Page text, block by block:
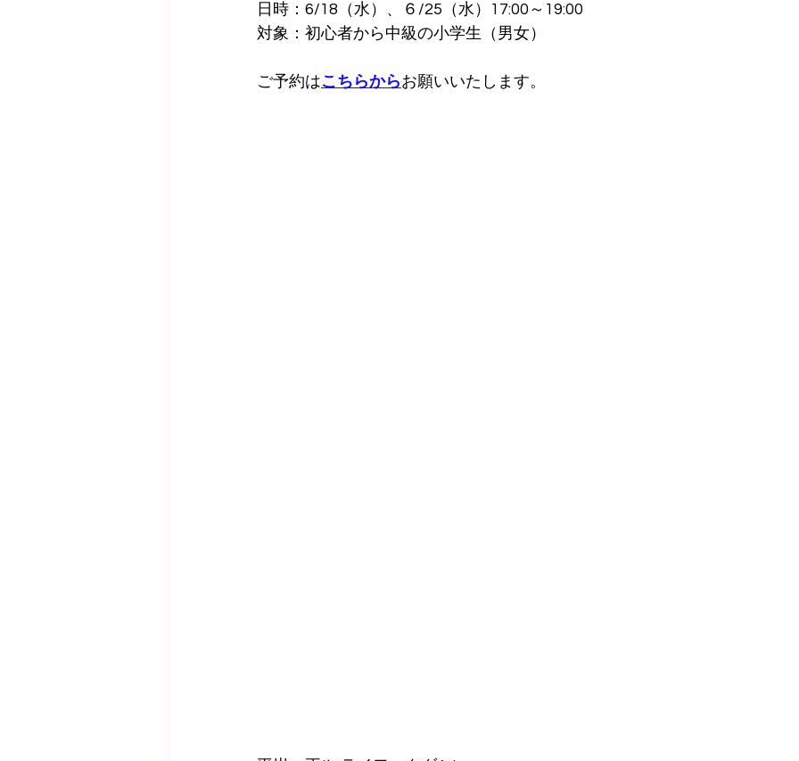
日時：6/18（水）、６/25（水）17:00～19:00
対象：初心者から中級の小学生（男女）
ご予約はこちらからお願いいたします。